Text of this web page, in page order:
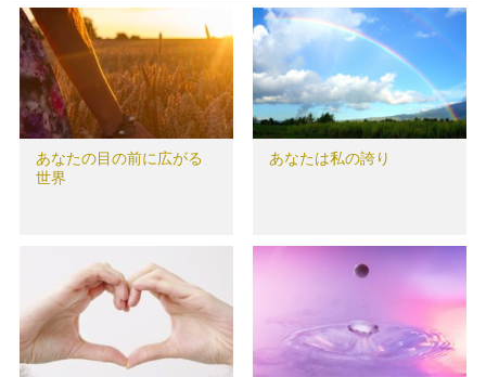
あなたの目の前に広がる
世界
あなたは私の誇り